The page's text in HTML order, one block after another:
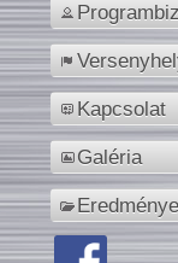
Kapcsolat
Galéria